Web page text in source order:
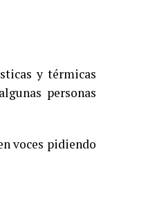
y térmicas
personas
voces pidiendo